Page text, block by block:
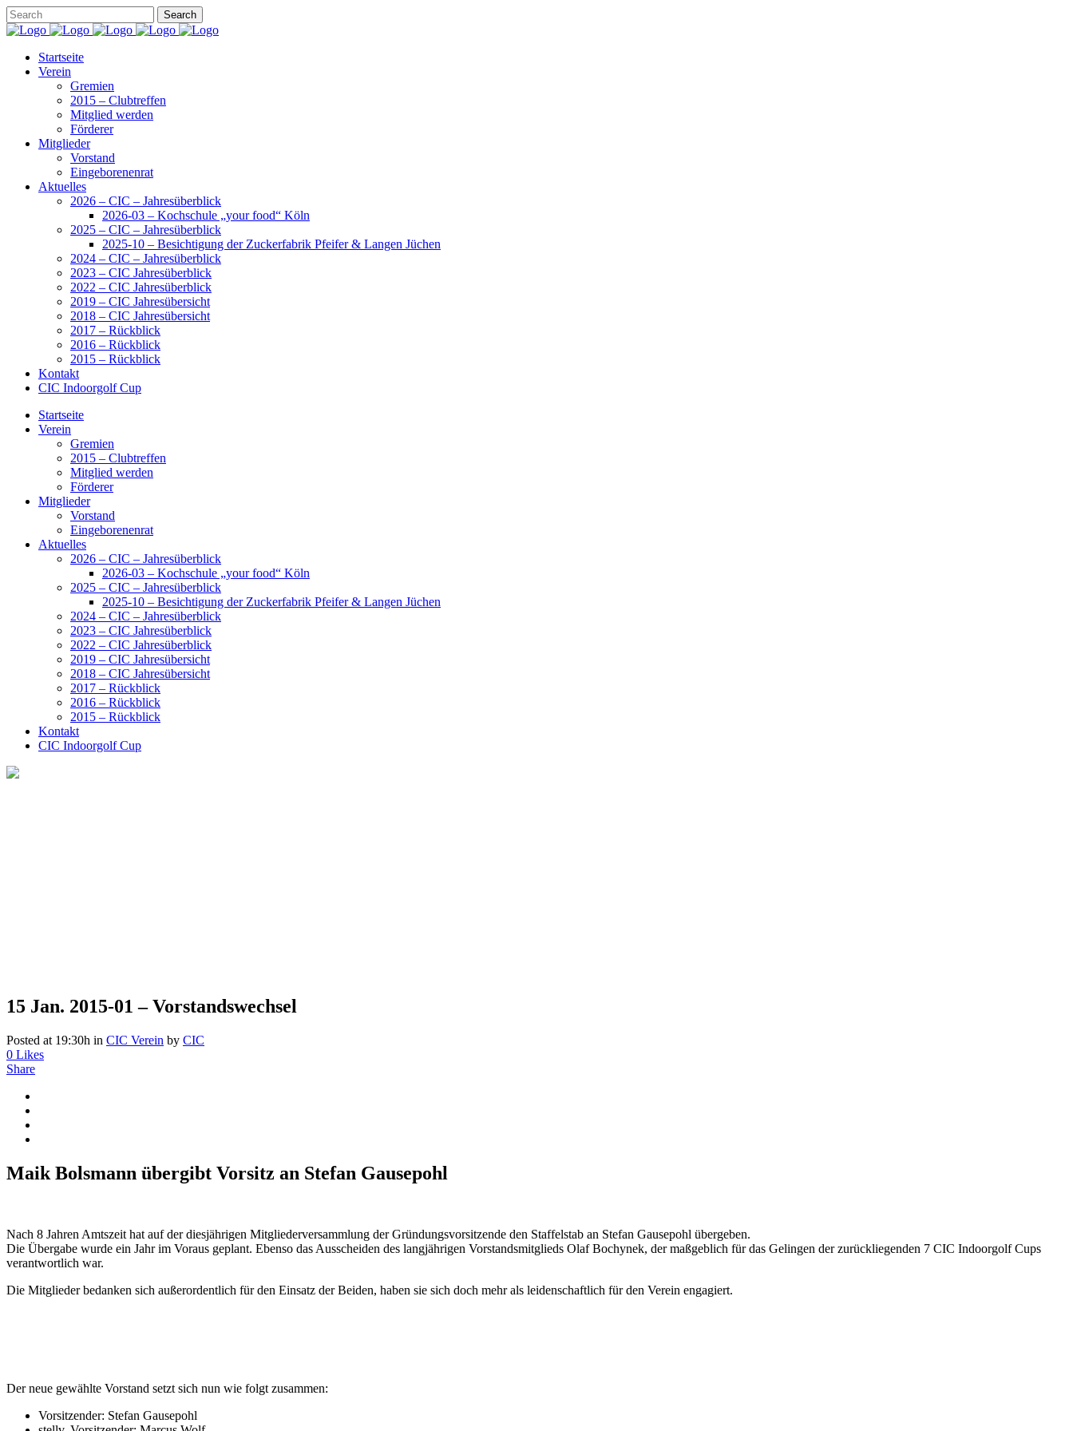
Startseite
Verein
Gremien
2015 – Clubtreffen
Mitglied werden
Förderer
Mitglieder
Vorstand
Eingeborenenrat
Aktuelles
2026 – CIC – Jahresüberblick
2026-03 – Kochschule „your food“ Köln
2025 – CIC – Jahresüberblick
2025-10 – Besichtigung der Zuckerfabrik Pfeifer & Langen Jüchen
2024 – CIC – Jahresüberblick
2023 – CIC Jahresüberblick
2022 – CIC Jahresüberblick
2019 – CIC Jahresübersicht
2018 – CIC Jahresübersicht
2017 – Rückblick
2016 – Rückblick
2015 – Rückblick
Kontakt
CIC Indoorgolf Cup
Startseite
Verein
Gremien
2015 – Clubtreffen
Mitglied werden
Förderer
Mitglieder
Vorstand
Eingeborenenrat
Aktuelles
2026 – CIC – Jahresüberblick
2026-03 – Kochschule „your food“ Köln
2025 – CIC – Jahresüberblick
2025-10 – Besichtigung der Zuckerfabrik Pfeifer & Langen Jüchen
2024 – CIC – Jahresüberblick
2023 – CIC Jahresüberblick
2022 – CIC Jahresüberblick
2019 – CIC Jahresübersicht
2018 – CIC Jahresübersicht
2017 – Rückblick
2016 – Rückblick
2015 – Rückblick
Kontakt
CIC Indoorgolf Cup
15 Jan. 2015-01 – Vorstandswechsel
Posted at 19:30h in CIC Verein by CIC
0 Likes
Share
Maik Bolsmann übergibt Vorsitz an Stefan Gausepohl
Nach 8 Jahren Amtszeit hat auf der diesjährigen Mitgliederversammlung der Gründungsvorsitzende den Staffelstab an Stefan Gausepohl übergeben.
Die Übergabe wurde ein Jahr im Voraus geplant. Ebenso das Ausscheiden des langjährigen Vorstandsmitglieds Olaf Bochynek, der maßgeblich für das Gelingen der zurückliegenden 7 CIC Indoorgolf Cups
verantwortlich war.
Die Mitglieder bedanken sich außerordentlich für den Einsatz der Beiden, haben sie sich doch mehr als leidenschaftlich für den Verein engagiert.
Der neue gewählte Vorstand setzt sich nun wie folgt zusammen:
Vorsitzender: Stefan Gausepohl